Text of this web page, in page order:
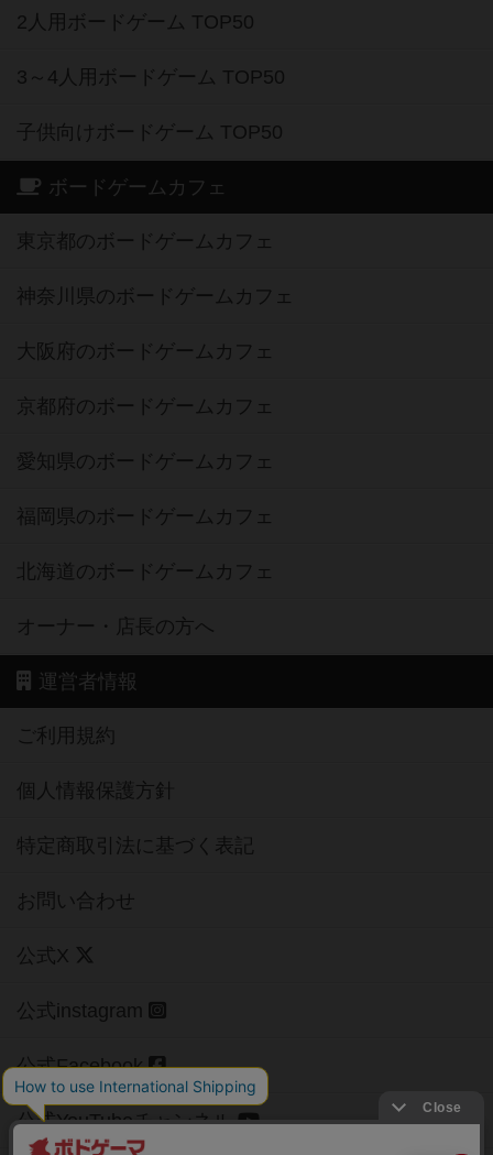
2人用ボードゲーム TOP50
3～4人用ボードゲーム TOP50
子供向けボードゲーム TOP50
ボードゲームカフェ
東京都のボードゲームカフェ
神奈川県のボードゲームカフェ
大阪府のボードゲームカフェ
京都府のボードゲームカフェ
愛知県のボードゲームカフェ
福岡県のボードゲームカフェ
北海道のボードゲームカフェ
オーナー・店長の方へ
運営者情報
ご利用規約
個人情報保護方針
特定商取引法に基づく表記
お問い合わせ
公式X
公式instagram
公式Facebook
公式YouTubeチャンネル